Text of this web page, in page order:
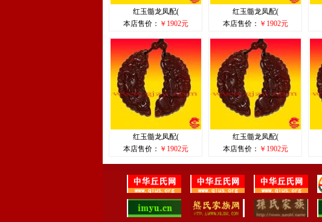
红玉髓龙凤配(
本店售价： ￥1902元
红玉髓龙凤配(
本店售价： ￥1902元
红玉髓龙凤配(
本店售价： ￥1902元
红玉髓龙凤配(
本店售价： ￥1902元